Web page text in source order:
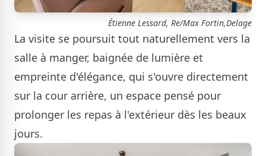
Étienne Lessard, Re/Max Fortin,Delage
La visite se poursuit tout naturellement vers la
salle à manger, baignée de lumière et
empreinte d'élégance, qui s'ouvre directement
sur la cour arrière, un espace pensé pour
prolonger les repas à l'extérieur dès les beaux
jours.